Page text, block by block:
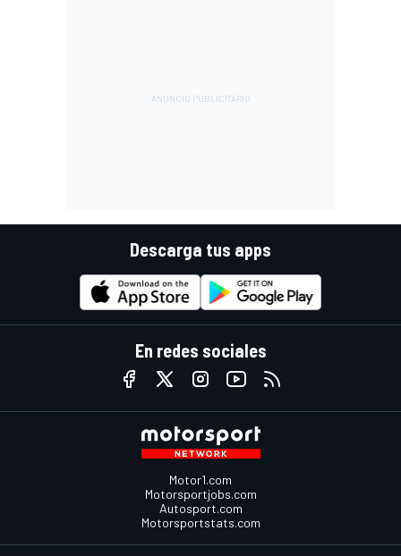
Descarga tus apps
En redes sociales
Motor1.com
Motorsportjobs.com
Autosport.com
Motorsportstats.com